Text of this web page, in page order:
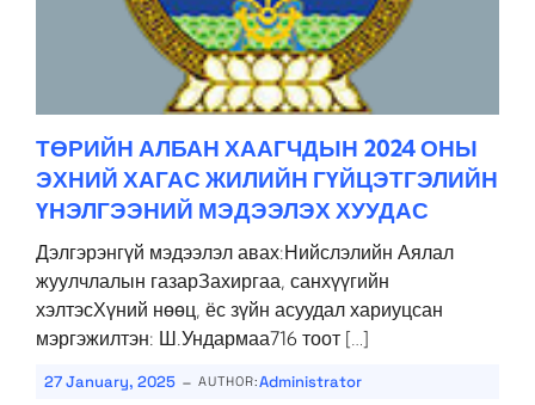
ТӨРИЙН АЛБАН ХААГЧДЫН 2024 ОНЫ
ЭХНИЙ ХАГАС ЖИЛИЙН ГҮЙЦЭТГЭЛИЙН
ҮНЭЛГЭЭНИЙ МЭДЭЭЛЭХ ХУУДАС
Дэлгэрэнгүй мэдээлэл авах:Нийслэлийн Аялал
жуулчлалын газарЗахиргаа, санхүүгийн
хэлтэсХүний нөөц, ёс зүйн асуудал хариуцсан
мэргэжилтэн: Ш.Ундармаа716 тоот […]
27 January, 2025 - AUTHOR:Administrator